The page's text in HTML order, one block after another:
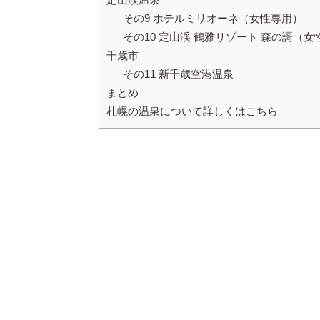
その9 ホテルミリオーネ（女性専用）
その10 定山渓 鶴雅リゾート 森の謌（女
千歳市
その11 新千歳空港温泉
まとめ
札幌の温泉について詳しくはこちら